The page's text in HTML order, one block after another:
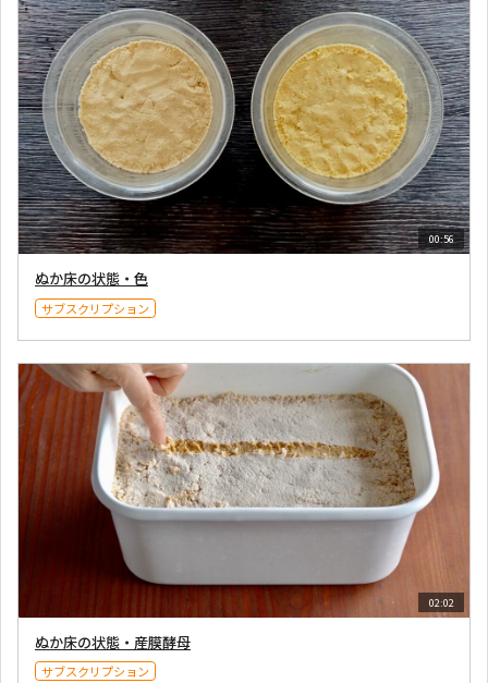
00:56
ぬか床の状態・色
サブスクリプション
02:02
ぬか床の状態・産膜酵母
サブスクリプション